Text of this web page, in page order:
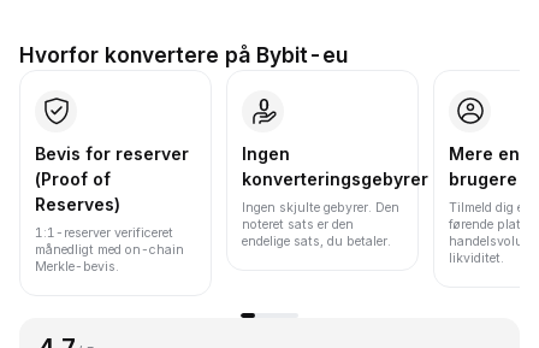
Hvorfor konvertere på Bybit-eu
Bevis for reserver
(Proof of
Reserves)
1:1-reserver verificeret
månedligt med on-chain
Merkle-bevis.
Ingen
konverteringsgebyrer
Ingen skjulte gebyrer. Den
noteret sats er den
endelige sats, du betaler.
Mere end
brugere
Tilmeld dig en
førende
likviditet.